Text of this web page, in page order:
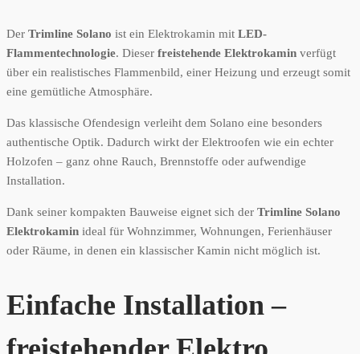
Der Trimline Solano ist ein Elektrokamin mit LED-
Flammentechnologie. Dieser freistehende Elektrokamin verfügt
über ein realistisches Flammenbild, einer Heizung und erzeugt somit
eine gemütliche Atmosphäre.
Das klassische Ofendesign verleiht dem Solano eine besonders
authentische Optik. Dadurch wirkt der Elektroofen wie ein echter
Holzofen – ganz ohne Rauch, Brennstoffe oder aufwendige
Installation.
Dank seiner kompakten Bauweise eignet sich der Trimline Solano
Elektrokamin ideal für Wohnzimmer, Wohnungen, Ferienhäuser
oder Räume, in denen ein klassischer Kamin nicht möglich ist.
Einfache Installation –